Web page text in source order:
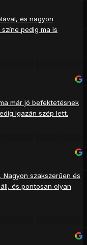
és nagyon
pedig ma is
már jó befektetésnek
igazán szép lett.
szakszerűen és
és pontosan olyan